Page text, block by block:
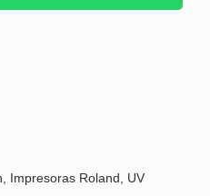
Impresoras Roland UV